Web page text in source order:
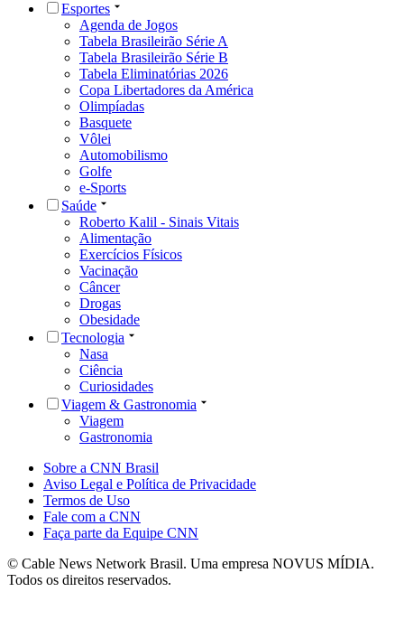
Esportes
Agenda de Jogos
Tabela Brasileirão Série A
Tabela Brasileirão Série B
Tabela Eliminatórias 2026
Copa Libertadores da América
Olimpíadas
Basquete
Vôlei
Automobilismo
Golfe
e-Sports
Saúde
Roberto Kalil - Sinais Vitais
Alimentação
Exercícios Físicos
Vacinação
Câncer
Drogas
Obesidade
Tecnologia
Nasa
Ciência
Curiosidades
Viagem & Gastronomia
Viagem
Gastronomia
Sobre a CNN Brasil
Aviso Legal e Política de Privacidade
Termos de Uso
Fale com a CNN
Faça parte da Equipe CNN
© Cable News Network Brasil. Uma empresa NOVUS MÍDIA.
Todos os direitos reservados.